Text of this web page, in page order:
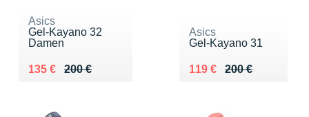
Asics
Gel-Kayano 32
Damen
200 €
Au lieu de 200 €
135 €
Vendu 135 €
Asics
Gel-Kayano 31
200 €
Au lieu de 200 €
119 €
Vendu 119 €